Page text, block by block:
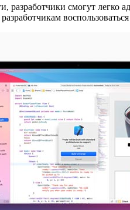
разработчики смогут легко